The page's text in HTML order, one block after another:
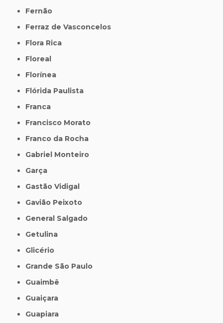
Fernão
Ferraz de Vasconcelos
Flora Rica
Floreal
Florínea
Flórida Paulista
Franca
Francisco Morato
Franco da Rocha
Gabriel Monteiro
Garça
Gastão Vidigal
Gavião Peixoto
General Salgado
Getulina
Glicério
Grande São Paulo
Guaimbê
Guaiçara
Guapiara